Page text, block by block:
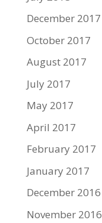
December 2017
October 2017
August 2017
July 2017
May 2017
April 2017
February 2017
January 2017
December 2016
November 2016